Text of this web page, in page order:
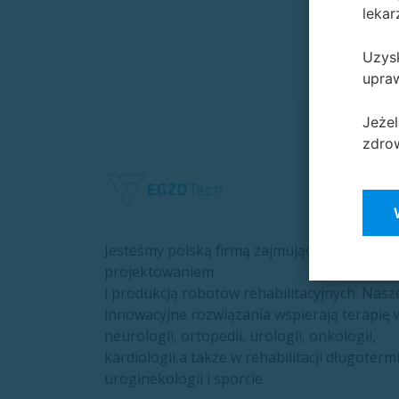
Jesteśmy polską firmą zajmującą się
projektowaniem
i produkcją robotów rehabilitacyjnych.
innowacyjne rozwiązania wspierają terapię
neurologii, ortopedii, urologii, onkologii,
kardiologii,a także w rehabilitacji
uroginekologii i sporcie.​